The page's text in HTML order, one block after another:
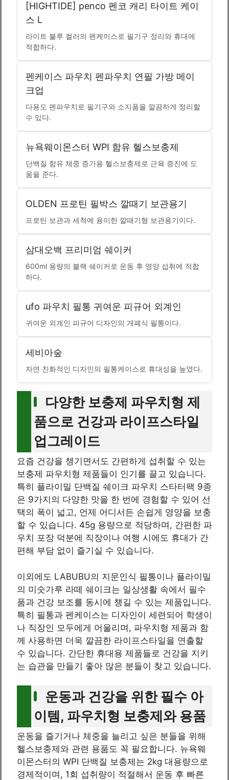
[HIGHTIDE] penco 펜코 캐리 타이트 케이
스 L
라이트 블루 컬러의 펜케이스로 필기구 정리와 휴대에
적합하다.
펜케이스 파우치 펜파우치 연필 가방 메이
크업
다용도 펜파우치로 필기구와 소지품을 깔끔하게 정리할
수 있다.
뉴욕웨이몬스터 WPI 함유 헬스보충제
단백질 함유 체중 증가용 헬스보충제로 근육 증진에 도
움을 준다.
OLDEN 프로틴 필박스 깔때기 보관용기
프로틴 보관과 세척에 용이한 깔때기형 보관용기이다.
삼대오백 프리미엄 쉐이커
600ml 용량의 블랙 쉐이커로 운동 후 영양 섭취에 적합
하다.
ufo 파우치 필통 귀여운 피규어 외계인
귀여운 외계인 피규어 디자인의 개폐식 필통이다.
세비아숲
자연 친화적인 디자인의 필통케이스로 휴대성을 높였다.
다양한 보충제 파우치형 제
품으로 건강과 라이프스타일
업그레이드
요즘 건강을 챙기면서도 간편하게 섭취할 수 있는
보충제 파우치형 제품들이 인기를 끌고 있습니다.
특히 플라이밀 단백질 쉐이크 파우치 스타터팩 9종
은 9가지의 다양한 맛을 한 번에 경험할 수 있어 선
택의 폭이 넓고, 언제 어디서든 손쉽게 영양을 보충
할 수 있습니다. 45g 용량으로 적당하며, 간편한 파
우치 포장 덕분에 직장이나 여행 시에도 휴대가 간
편해 부담 없이 즐기실 수 있습니다.
이외에도 LABUBU의 지문인식 필통이나 플라이밀
의 미숫가루 라떼 쉐이크는 일상생활 속에서 필수
품과 건강 보조를 동시에 챙길 수 있는 제품입니다.
특히 필통과 펜케이스는 디자인이 세련되어 학생이
나 직장인 모두에게 어울리며, 파우치형 제품과 함
께 사용하면 더욱 깔끔한 라이프스타일을 연출할
수 있습니다. 간단한 휴대용 제품들로 건강을 지키
는 습관을 만들기 좋아 많은 분들이 찾고 있습니다.
운동과 건강을 위한 필수 아
이템, 파우치형 보충제와 용품
운동을 즐기거나 체중을 늘리고 싶은 분들을 위해
헬스보충제와 관련 용품도 꼭 필요합니다. 뉴욕웨
이몬스터의 WPI 단백질 보충제는 2kg 대용량으로
경제적이며, 1회 섭취량이 적절해서 운동 후 빠른